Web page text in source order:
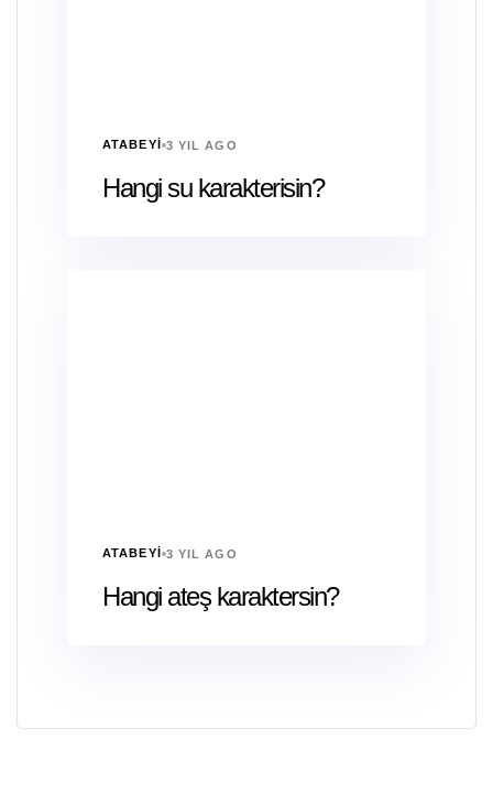
ATABEYI 3 YIL AGO
Hangi su karakterisin?
ATABEYI 3 YIL AGO
Hangi ateş karaktersin?